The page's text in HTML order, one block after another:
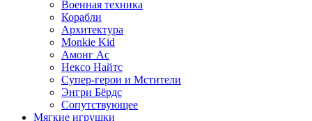
Военная техника
Корабли
Архитектура
Monkie Kid
Амонг Ас
Нексо Найтс
Супер-герои и Мстители
Энгри Бёрдс
Сопутствующее
Мягкие игрушки